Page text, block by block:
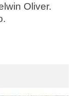
Oliver.